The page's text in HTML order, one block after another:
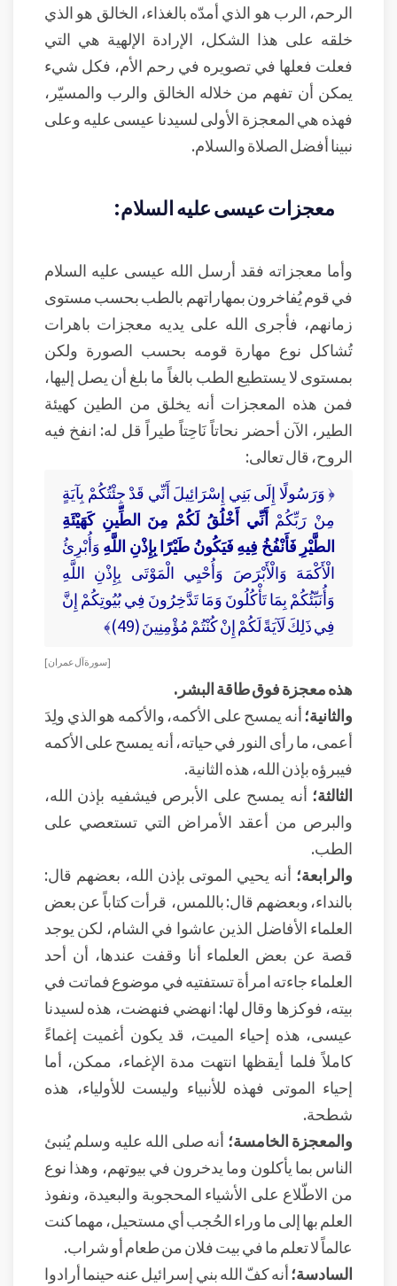
الرحم، الرب هو الذي أمدّه بالغذاء، الخالق هو الذي
خلقه على هذا الشكل، الإرادة الإلهية هي التي
فعلت فعلها في تصويره في رحم الأم، فكل شيء
يمكن أن تفهم من خلاله الخالق والرب والمسيّر،
فهذه هي المعجزة الأولى لسيدنا عيسى عليه وعلى
نبينا أفضل الصلاة والسلام.
معجزات عيسى عليه السلام:
وأما معجزاته فقد أرسل الله عيسى عليه السلام
في قوم يُفاخرون بمهاراتهم بالطب بحسب مستوى
زمانهم، فأجرى الله على يديه معجزات باهرات
تُشاكل نوع مهارة قومه بحسب الصورة ولكن
بمستوى لا يستطيع الطب بالغاً ما بلغ أن يصل إليها،
فمن هذه المعجزات أنه يخلق من الطين كهيئة
الطير، الآن أحضر نحاتاً نَاحِتاً طيراً قل له: انفخ فيه
الروح، قال تعالى:
﴿ وَرَسُولًا إِلَى بَنِي إِسْرَائِيلَ أَنِّي قَدْ جِئْتُكُمْ بِآيَةٍ
مِنْ رَبِّكُمْأَنِّي أَخْلُقُ لَكُمْ مِنَ الطِّينِ كَهَيْئَةِ
الطَّيْرِ فَأَنْفُخُ فِيهِ فَيَكُونُ طَيْرًا بِإِذْنِ اللَّهِوَأُبْرِئُ
الْأَكْمَهَ وَالْأَبْرَصَ وَأُحْيِي الْمَوْتَى بِإِذْنِ اللَّهِ
وَأُنَبِّئُكُمْ بِمَا تَأْكُلُونَ وَمَا تَدَّخِرُونَ فِي بُيُوتِكُمْ إِنَّ
فِي ذَلِكَ لَآيَةً لَكُمْ إِنْ كُنْتُمْ مُؤْمِنِينَ (49)﴾
[ سورة آل عمران ]
هذه معجزة فوق طاقة البشر.
والثانية؛أنه يمسح على الأكمه، والأكمه هو الذي ولِدَ
أعمى، ما رأى النور في حياته، أنه يمسح على الأكمه
فيبرؤه بإذن الله، هذه الثانية.
الثالثة؛ أنه يمسح على الأبرص فيشفيه بإذن الله،
والبرص من أعقد الأمراض التي تستعصي على
الطب.
والرابعة؛ أنه يحيي الموتى بإذن الله، بعضهم قال:
بالنداء، وبعضهم قال: باللمس، قرأت كتاباً عن بعض
العلماء الأفاضل الذين عاشوا في الشام، لكن يوجد
قصة عن بعض العلماء أنا وقفت عندها، أن أحد
العلماء جاءته امرأة تستفتيه في موضوع فماتت في
بيته، فوكزها وقال لها: انهضي فنهضت، هذه لسيدنا
عيسى، هذه إحياء الميت، قد يكون أغميت إغماءً
كاملاً فلما أيقظها انتهت مدة الإغماء، ممكن، أما
إحياء الموتى فهذه للأنبياء وليست للأولياء، هذه
شطحة.
والمعجزة الخامسة؛ أنه صلى الله عليه وسلم يُنبئ
الناس بما يأكلون وما يدخرون في بيوتهم، وهذا نوع
من الاطّلاع على الأشياء المحجوبة والبعيدة، ونفوذ
العلم بها إلى ما وراء الحُجب أي مستحيل، مهما كنت
عالماً لا تعلم ما في بيت فلان من طعام أو شراب.
السادسة؛أنه كفّ الله بني إسرائيل عنه حينما أرادوا